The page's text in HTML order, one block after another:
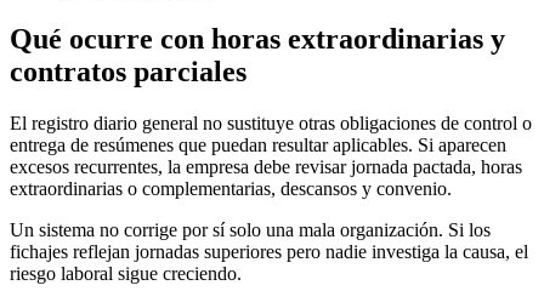
Qué ocurre con horas extraordinarias y
contratos parciales
El registro diario general no sustituye otras obligaciones de control o
entrega de resúmenes que puedan resultar aplicables. Si aparecen
excesos recurrentes, la empresa debe revisar jornada pactada, horas
extraordinarias o complementarias, descansos y convenio.
Un sistema no corrige por sí solo una mala organización. Si los
fichajes reflejan jornadas superiores pero nadie investiga la causa, el
riesgo laboral sigue creciendo.